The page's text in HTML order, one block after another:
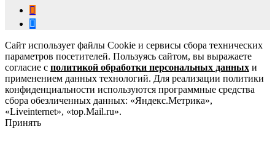
Сайт использует файлы Cookie и сервисы сбора технических
параметров посетителей. Пользуясь сайтом, вы выражаете
согласие с политикой обработки персональных данных и
применением данных технологий. Для реализации политики
конфиденциальности используются программные средства
сбора обезличенных данных: «Яндекс.Метрика»,
«Liveinternet», «top.Mail.ru».
Принять